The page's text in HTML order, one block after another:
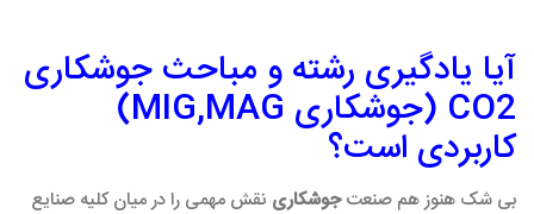
آیا یادگیری رشته و مباحث جوشکاری
CO2 (جوشکاری MIG,MAG)
کاربردی است؟
بی شک هنوز هم صنعتجوشکاری نقش مهمی را در میان کلیه صنایع